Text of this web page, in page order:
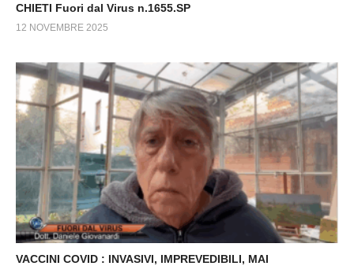
CHIETI Fuori dal Virus n.1655.SP
12 NOVEMBRE 2025
VACCINI COVID : INVASIVI, IMPREVEDIBILI, MAI